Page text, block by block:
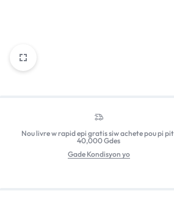
Nou livre w rapid epi gratis siw achete pou pi
40,000 Gdes
Gade Kondisyon yo